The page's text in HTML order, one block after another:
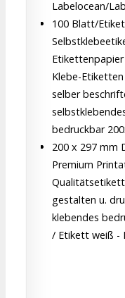
Labelocean/
100 Blatt/
Klebe-
selber
bedruckbar
200 x 297 mm
Premium
gestalten u.
klebendes
/ Etikett weiß -